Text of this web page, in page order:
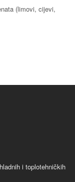
(limovi, cijevi,
i toplotehničkih